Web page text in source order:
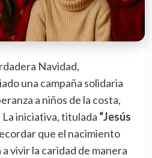
Navidad,
una campaña solidaria
a niños de la costa,
La iniciativa, titulada “Jesús
que el nacimiento
vivir la caridad de manera